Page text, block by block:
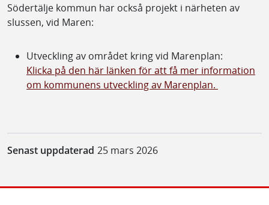
Södertälje kommun har också projekt i närheten av
slussen, vid Maren:
Utveckling av området kring vid Marenplan:
Klicka på den här länken för att få mer information
om kommunens utveckling av Marenplan.
Senast uppdaterad 25 mars 2026